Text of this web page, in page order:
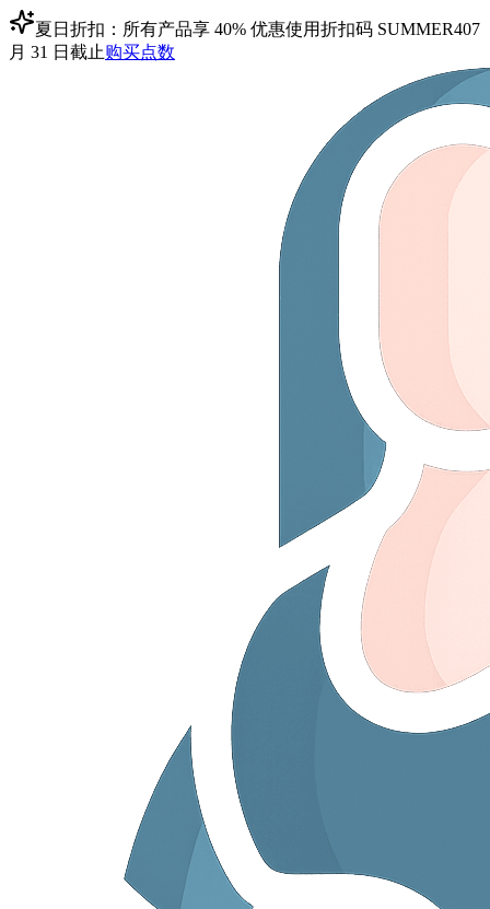
夏日折扣：所有产品享 40% 优惠使用折扣码 SUMMER407
月 31 日截止购买点数